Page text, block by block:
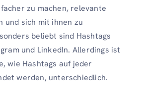
zu machen, relevante
und sich mit ihnen zu
beliebt sind Hashtags
und LinkedIn. Allerdings ist
wie Hashtags auf jeder
werden, unterschiedlich.